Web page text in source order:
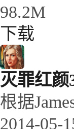
98.2M
下载
灭罪红颜
根据
2014-05-